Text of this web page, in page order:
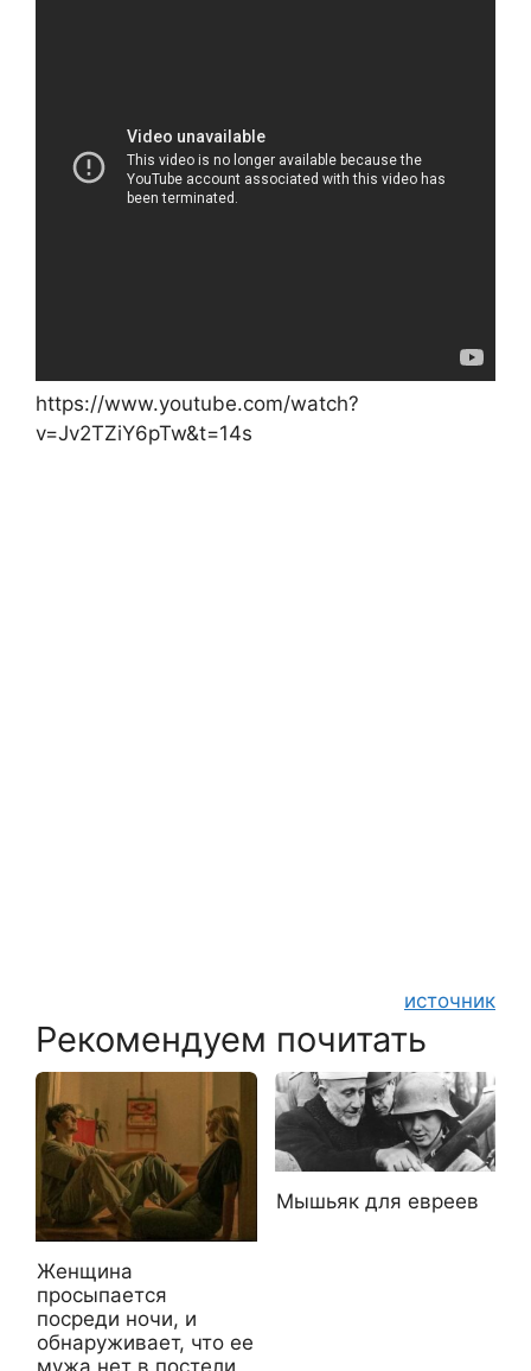
https://www.youtube.com/watch?
v=Jv2TZiY6pTw&t=14s
источник
Рекомендуем почитать
Женщина
просыпается
посреди ночи, и
обнаруживает, что ее
мужа нет в постели
Мышьяк для евреев